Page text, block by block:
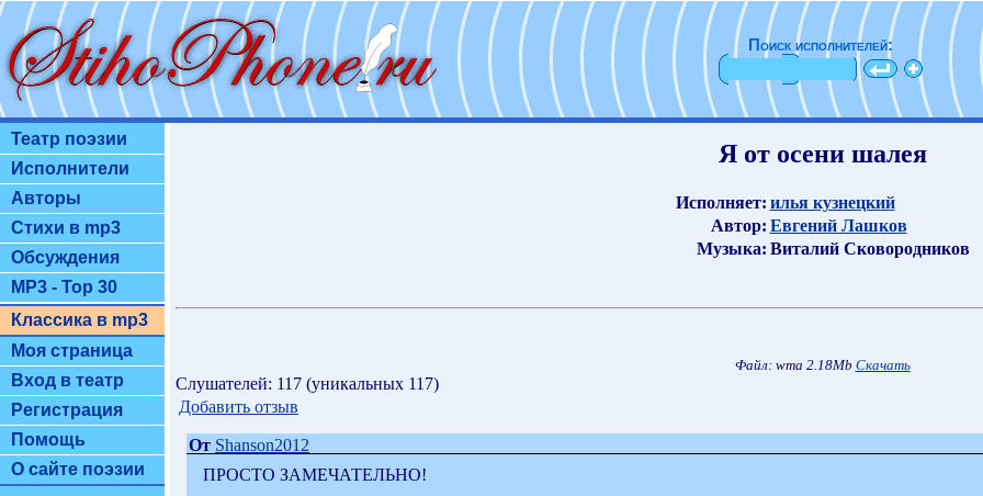
Поиск исполнителей:
Театр поэзии
Исполнители
Авторы
Стихи в mp3
Обсуждения
MP3 - Top 30
Классика в mp3
Моя страница
Вход в театр
Регистрация
Помощь
О сайте поэзии
Я от осени шалея
Исполняет: илья кузнецкий
Автор: Евгений Лашков
Музыка: Виталий Сковородников
Файл: wma 2.18Mb Скачать
Слушателей: 117 (уникальных 117)
Добавить отзыв
От Shanson2012
ПРОСТО ЗАМЕЧАТЕЛЬНО!